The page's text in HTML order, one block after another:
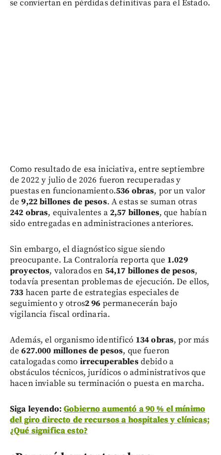
se conviertan en pérdidas definitivas para el Estado.
Como resultado de esa iniciativa, entre septiembre
de 2022 y julio de 2026 fueron recuperadas y
puestas en funcionamiento.536 obras, por un valor
de9,22 billones de pesos. A estas se suman otras
242 obras, equivalentes a2,57 billones, que habían
sido entregadas en administraciones anteriores.
Sin embargo, el diagnóstico sigue siendo
preocupante. La Contraloría reporta que 1.029
proyectos, valorados en 54,17 billones de pesos,
todavía presentan problemas de ejecución. De ellos,
733 hacen parte de estrategias especiales de
seguimiento y otros2 96 permanecerán bajo
vigilancia fiscal ordinaria.
Además, el organismo identificó 134 obras, por más
de627.000 millones de pesos, que fueron
catalogadas como irrecuperablesdebido a
obstáculos técnicos, jurídicos o administrativos que
hacen inviable su terminación o puesta en marcha.
Siga leyendo:Gobierno aumentó a 90 % el mínimo
del giro directo de recursos a hospitales y clínicas;
¿Qué significa esto?